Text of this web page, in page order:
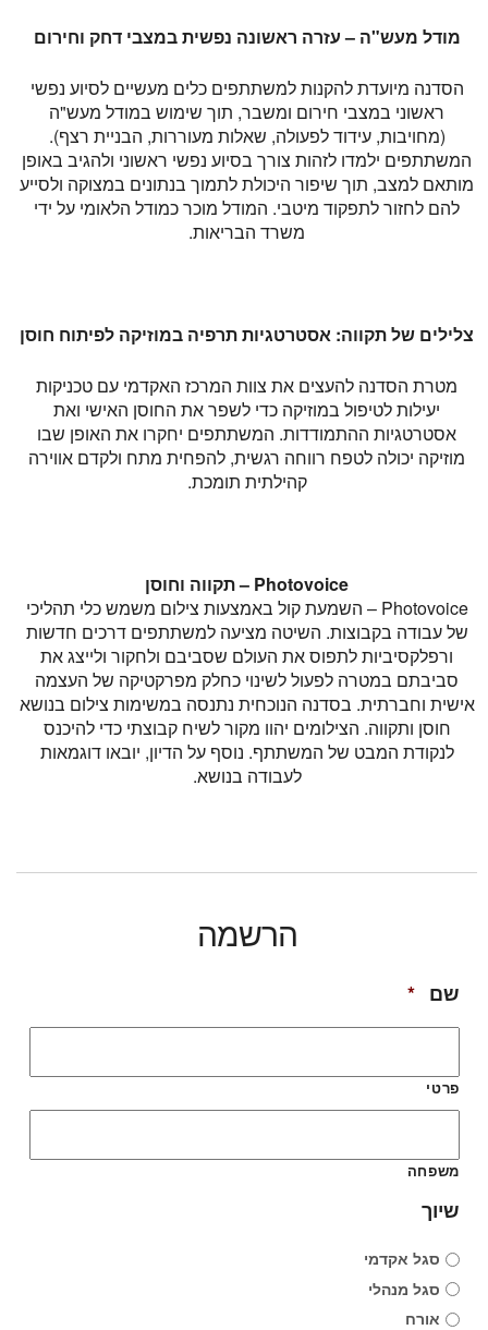
מודל מעש"ה – עזרה ראשונה נפשית במצבי דחק וחירום
הסדנה מיועדת להקנות למשתתפים כלים מעשיים לסיוע נפשי
ראשוני במצבי חירום ומשבר, תוך שימוש במודל מעש"ה
(מחויבות, עידוד לפעולה, שאלות מעוררות, הבניית רצף).
המשתתפים ילמדו לזהות צורך בסיוע נפשי ראשוני ולהגיב באופן
מותאם למצב, תוך שיפור היכולת לתמוך בנתונים במצוקה ולסייע
להם לחזור לתפקוד מיטבי. המודל מוכר כמודל הלאומי על ידי
משרד הבריאות.
צלילים של תקווה: אסטרטגיות תרפיה במוזיקה לפיתוח חוסן
מטרת הסדנה להעצים את צוות המרכז האקדמי עם טכניקות
יעילות לטיפול במוזיקה כדי לשפר את החוסן האישי ואת
אסטרטגיות ההתמודדות. המשתתפים יחקרו את האופן שבו
מוזיקה יכולה לטפח רווחה רגשית, להפחית מתח ולקדם אווירה
קהילתית תומכת.
Photovoice – תקווה וחוסן
Photovoice – השמעת קול באמצעות צילום משמש כלי תהליכי
של עבודה בקבוצות. השיטה מציעה למשתתפים דרכים חדשות
ורפלקסיביות לתפוס את העולם שסביבם ולחקור ולייצג את
סביבתם במטרה לפעול לשינוי כחלק מפרקטיקה של העצמה
אישית וחברתית. בסדנה הנוכחית נתנסה במשימות צילום בנושא
חוסן ותקווה. הצילומים יהוו מקור לשיח קבוצתי כדי להיכנס
לנקודת המבט של המשתתף. נוסף על הדיון, יובאו דוגמאות
לעבודה בנושא.
הרשמה
שם *
Required
פרטי
משפחה
שיוך
סגל אקדמי
סגל מנהלי
אורח